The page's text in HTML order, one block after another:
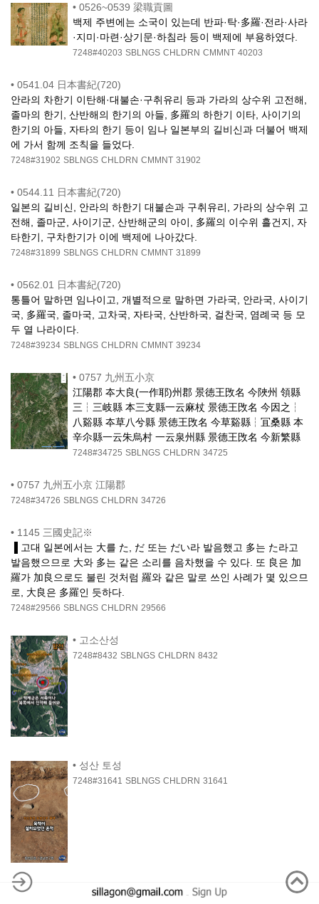
• 0526~0539 梁職貢圖
백제 주변에는 소국이 있는데 반파·탁·多羅·전라·사라
·지미·마련·상기문·하침라 등이 백제에 부용하였다.
7248#40203 SBLNGS CHLDRN CMMNT 40203
• 0541.04 日本書紀(720)
안라의 차한기 이탄해·대불손·구취유리 등과 가라의 상수위 고전해,
졸마의 한기, 산반해의 한기의 아들, 多羅의 하한기 이타, 사이기의
한기의 아들, 자타의 한기 등이 임나 일본부의 길비신과 더불어 백제
에 가서 함께 조칙을 들었다.
7248#31902 SBLNGS CHLDRN CMMNT 31902
• 0544.11 日本書紀(720)
일본의 길비신, 안라의 하한기 대불손과 구취유리, 가라의 상수위 고
전해, 졸마군, 사이기군, 산반해군의 아이, 多羅의 이수위 흘건지, 자
타한기, 구차한기가 이에 백제에 나아갔다.
7248#31899 SBLNGS CHLDRN CMMNT 31899
• 0562.01 日本書紀(720)
통틀어 말하면 임나이고, 개별적으로 말하면 가라국, 안라국, 사이기
국, 多羅국, 졸마국, 고차국, 자타국, 산반하국, 걸찬국, 염례국 등 모
두 열 나라이다.
7248#39234 SBLNGS CHLDRN CMMNT 39234
• 0757 九州五小京
江陽郡 夲大良(一作耶)州郡 景徳王攺名 今陜州 領縣
三┆三岐縣 本三支縣一云麻杖 景徳王攺名 今因之┆
八谿縣 夲草八兮縣 景徳王攺名 今草谿縣┆冝桑縣 本
辛尒縣一云朱烏村 一云泉州縣 景德王攺名 今新繁縣
7248#34725 SBLNGS CHLDRN 34725
• 0757 九州五小京 江陽郡
7248#34726 SBLNGS CHLDRN 34726
• 1145 三國史記※
▐ 고대 일본에서는 大를 た, だ 또는 だい라 발음했고 多는 た라고
발음했으므로 大와 多는 같은 소리를 음차했을 수 있다. 또 良은 加
羅가 加良으로도 불린 것처럼 羅와 같은 말로 쓰인 사례가 몇 있으므
로, 大良은 多羅인 듯하다.
7248#29566 SBLNGS CHLDRN 29566
• 고소산성
7248#8432 SBLNGS CHLDRN 8432
• 성산 토성
7248#31641 SBLNGS CHLDRN 31641
-